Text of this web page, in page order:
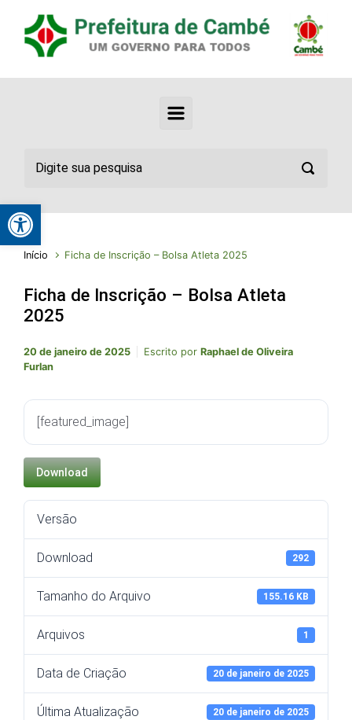
Início Ficha de Inscrição – Bolsa Atleta 2025
Ficha de Inscrição – Bolsa Atleta
2025
20 de janeiro de 2025 Escrito por Raphael de Oliveira
Furlan
[featured_image]
Download
Versão
Download 292
Tamanho do Arquivo 155.16 KB
Arquivos 1
Data de Criação 20 de janeiro de 2025
Última Atualização 20 de janeiro de 2025
Abrir a barra de ferramentas